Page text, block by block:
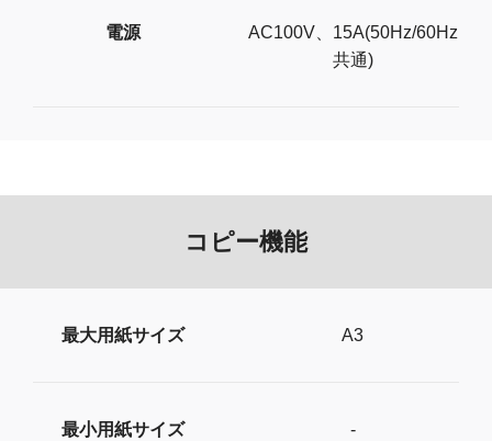
電源
AC100V、15A(50Hz/60Hz
共通)
コピー機能
最大用紙サイズ A3
最小用紙サイズ -